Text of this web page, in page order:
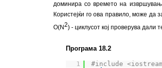
доминира со времето на
Користејќи го ова правило, може да
O(N2) - циклусот кој проверува дали
Програма 18.2
1
#include